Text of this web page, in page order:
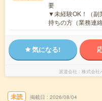
要
▼未経験OK！（
持ちの方（業務連
気になる!
派遣会社 株式会社
未読 掲載日 2026/08/04